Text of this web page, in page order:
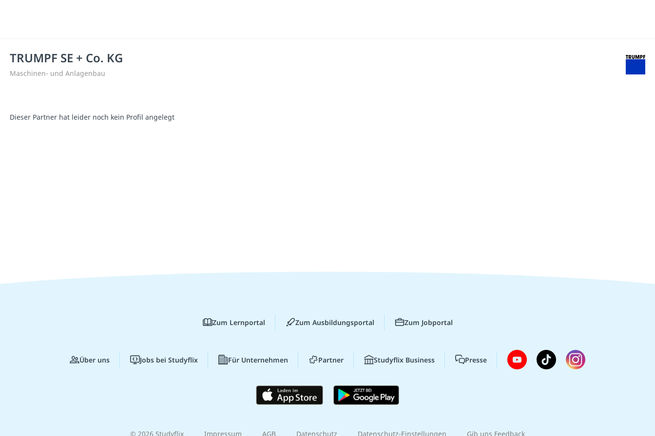
TRUMPF SE + Co. KG
Maschinen- und Anlagenbau
Dieser Partner hat leider noch kein Profil angelegt
Zum Lernportal Zum Ausbildungsportal Zum Jobportal
Über uns Jobs bei Studyflix Für Unternehmen Partner Studyflix Business Presse
© 2026 Studyflix Impressum AGB Datenschutz Datenschutz-Einstellungen Gib uns Feedback